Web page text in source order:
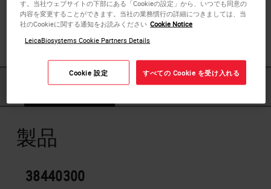
loading into a ink cassette printer.
Available in eleven colors in quantities of 2000.
製品 ダウンロード
製品
38440300
す。当社ウェブサイトの下部にある「Cookieの設定」から、いつでも同意の
内容を変更することができます。当社の業務慣行の詳細につきましては、当
社のCookieに関する通知をお読みください Cookie Notice
LeicaBiosystems Cookie Partners Details
Cookie 設定 すべての Cookie を受け入れる